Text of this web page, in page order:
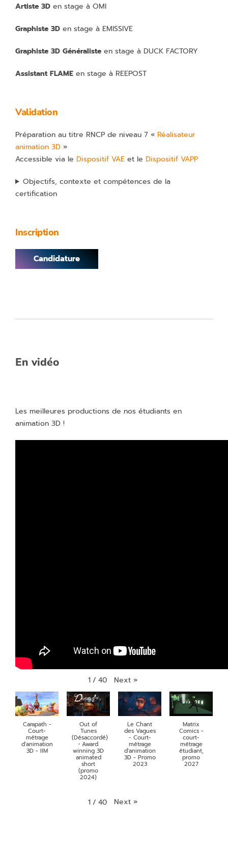
Artiste 3D en stage à OMI
Graphiste 3D en stage à EMISSIVE
Graphiste 3D Généraliste en stage à DUCK FACTORY
Assistant FLAME en stage à REEPOST
Validation
Préparation au titre RNCP de niveau 7 « Réalisateur
animation 3D »
Accessible via le Dispositif VAE et le Dispositif VAPP
Objectifs, contexte et compétences de la
certification
Inscription
Candidature
En vidéo
Les meilleures productions de nos étudiants en
animation 3D !
1 / 40 Next »
Carapath -
Court-
métrage
d'animation
3D - IIM
Out of
Tunes
(Désaccordé)
• Award
winning 3D
animated
short
(promo
2024)
Le Chant
des Vagues
- Court-
métrage
d'animation
3D - Promo
2023
Matrix
Comics -
court-
métrage
étudiant,
promo
2027
1 / 40 Next »